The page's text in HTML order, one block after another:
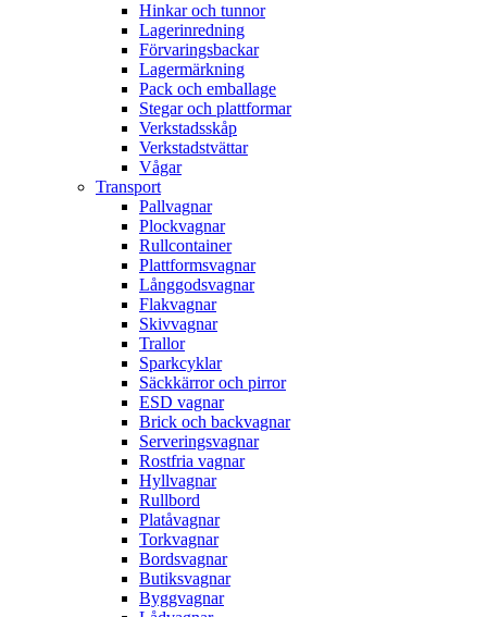
Hinkar och tunnor
Lagerinredning
Förvaringsbackar
Lagermärkning
Pack och emballage
Stegar och plattformar
Verkstadsskåp
Verkstadstvättar
Vågar
Transport
Pallvagnar
Plockvagnar
Rullcontainer
Plattformsvagnar
Långgodsvagnar
Flakvagnar
Skivvagnar
Trallor
Sparkcyklar
Säckkärror och pirror
ESD vagnar
Brick och backvagnar
Serveringsvagnar
Rostfria vagnar
Hyllvagnar
Rullbord
Platåvagnar
Torkvagnar
Bordsvagnar
Butiksvagnar
Byggvagnar